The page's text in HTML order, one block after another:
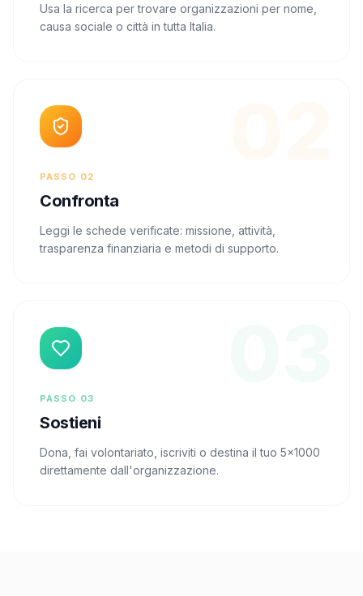
Usa la ricerca per trovare organizzazioni per nome,
causa sociale o città in tutta Italia.
PASSO 02
Confronta
Leggi le schede verificate: missione, attività,
trasparenza finanziaria e metodi di supporto.
PASSO 03
Sostieni
Dona, fai volontariato, iscriviti o destina il tuo 5×1000
direttamente dall'organizzazione.